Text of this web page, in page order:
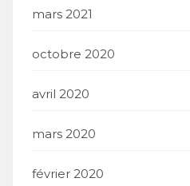
mars 2021
octobre 2020
avril 2020
mars 2020
février 2020